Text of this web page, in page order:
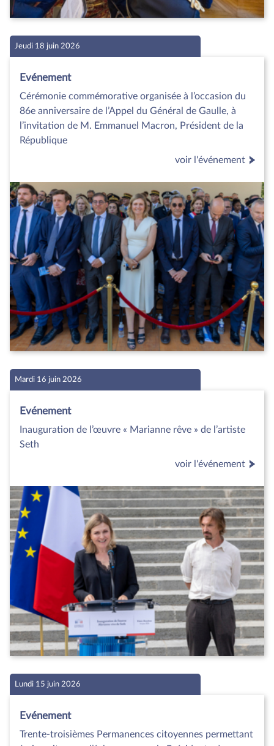
Jeudi 18 juin 2026
Evénement
Cérémonie commémorative organisée à l’occasion du
86e anniversaire de l’Appel du Général de Gaulle, à
l’invitation de M. Emmanuel Macron, Président de la
République
voir l'événement
Mardi 16 juin 2026
Evénement
Inauguration de l’œuvre « Marianne rêve » de l’artiste
Seth
voir l'événement
Lundi 15 juin 2026
Evénement
Trente-troisièmes Permanences citoyennes permettant